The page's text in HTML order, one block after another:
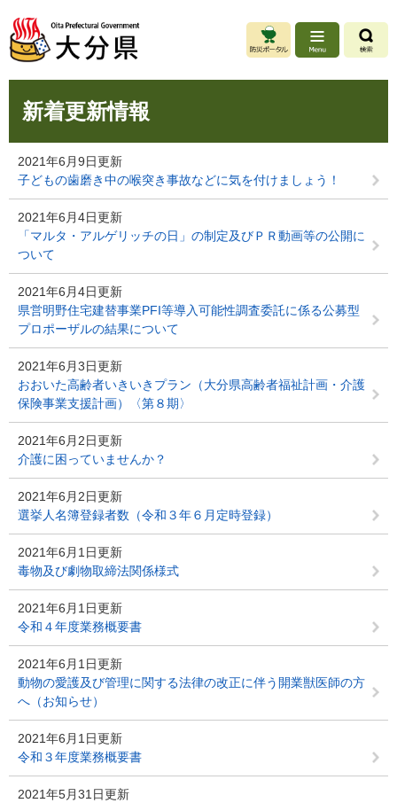
ジ
先
ュ
を
新着更新情報
2021年6月9日更新
子どもの歯磨き中の喉突き事故などに気を付けましょう！
2021年6月4日更新
「マルタ・アルゲリッチの日」の制定及びＰＲ動画等の公開に
ついて
2021年6月4日更新
県営明野住宅建替事業PFI等導入可能性調査委託に係る公募型
プロポーザルの結果について
2021年6月3日更新
おおいた高齢者いきいきプラン（大分県高齢者福祉計画・介護
保険事業支援計画）〈第８期〉
2021年6月2日更新
介護に困っていませんか？
2021年6月2日更新
選挙人名簿登録者数（令和３年６月定時登録）
2021年6月1日更新
毒物及び劇物取締法関係様式
2021年6月1日更新
令和４年度業務概要書
2021年6月1日更新
動物の愛護及び管理に関する法律の改正に伴う開業獣医師の方
へ（お知らせ）
2021年6月1日更新
令和３年度業務概要書
2021年5月31日更新